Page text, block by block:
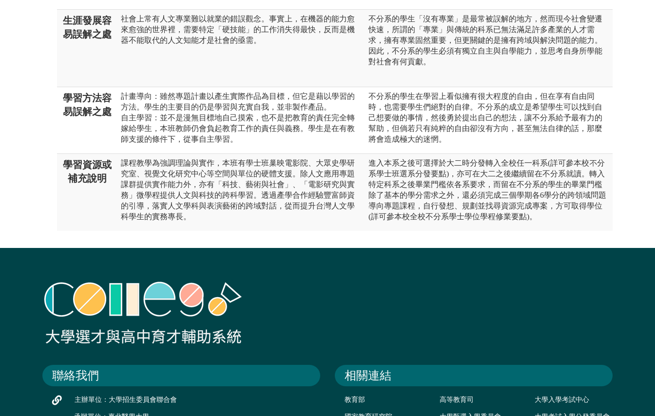
生涯發展容
易誤解之處
社會上常有人文專業難以就業的錯誤觀念。事實上，在機器的能力愈
來愈強的世界裡，需要特定「硬技能」的工作消失得最快，反而是機
器不能取代的人文知能才是社會的亟需。
不分系的學生「沒有專業」是最常被誤解的地方，然而現今社會變遷
快速，所謂的「專業」與傳統的科系已無法滿足許多產業的人才需
求，擁有專業固然重要，但更關鍵的是擁有跨域與解決問題的能力。
因此，不分系的學生必須有獨立自主與自學能力，並思考自身所學能
對社會有何貢獻。
學習方法容
易誤解之處
計畫導向：雖然專題計畫以產生實際作品為目標，但它是藉以學習的
方法。學生的主要目的仍是學習與充實自我，並非製作產品。
自主學習：並不是漫無目標地自己摸索，也不是把教育的責任完全轉
嫁給學生，本班教師仍會負起教育工作的責任與義務。學生是在有教
師支援的條件下，從事自主學習。
不分系的學生在學習上看似擁有很大程度的自由，但在享有自由同
時，也需要學生們絕對的自律。不分系的成立是希望學生可以找到自
己想要做的事情，然後勇於提出自己的想法，讓不分系給予最有力的
幫助，但倘若只有純粹的自由卻沒有方向，甚至無法自律的話，那麼
將會造成極大的迷惘。
學習資源或
補充說明
課程教學為強調理論與實作，本班有學士班巢映電影院、大眾史學研
究室、視覺文化研究中心等空間與單位的硬體支援。除人文應用專題
課群提供實作能力外，亦有「科技、藝術與社會」、「電影研究與實
務」微學程提供人文與科技的跨科學習。透過產學合作經驗豐富師資
的引導，落實人文學科與表演藝術的跨域對話，從而提升台灣人文學
科學生的實務專長。
進入本系之後可選擇於大二時分發轉入全校任一科系(詳可參本校不分
系學士班選系分發要點)，亦可在大二之後繼續留在不分系就讀。轉入
特定科系之後畢業門檻依各系要求，而留在不分系的學生的畢業門檻
除了基本的學分需求之外，還必須完成三個學期各6學分的跨領域問題
導向專題課程，自行發想、規劃並找尋資源完成專案，方可取得學位
(詳可參本校全校不分系學士學位學程修業要點)。
聯絡我們
主辦單位：大學招生委員會聯合會
相關連結
教育部 高等教育司 大學入學考試中心